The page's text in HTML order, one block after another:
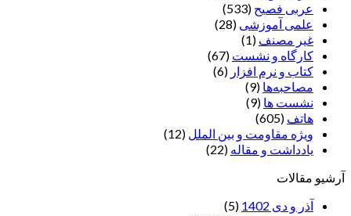
عربی فصیح (533)
علمی آموزشی (28)
غير مصنف (1)
کارگاه و نشست (67)
کتاب و نرم افزار (6)
مصاحبه‌ها (9)
نشست ها (9)
هاتف (605)
ویژه مقاومت و بین الملل (12)
یادداشت‌ و مقاله (22)
آرشیو مقالات
آذر و دی 1402
(5)